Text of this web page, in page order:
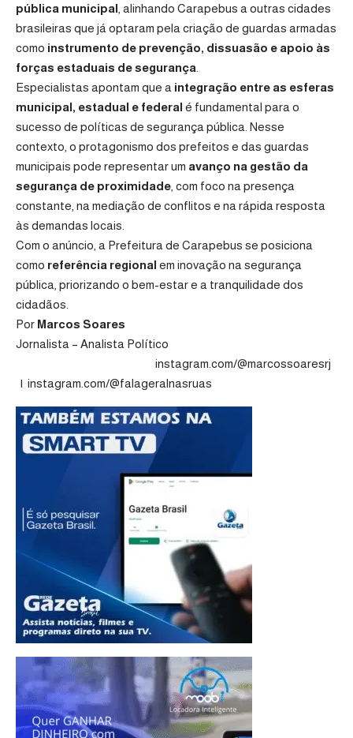
pública municipal , alinhando Carapebus a outras cidades
brasileiras que já optaram pela criação de guardas armadas
como instrumento de prevenção, dissuasão e apoio às
forças estaduais de segurança
Especialistas apontam que a integração entre as esferas
municipal, estadual e federal é fundamental para o
sucesso de políticas de segurança pública. Nesse
contexto, o protagonismo dos prefeitos e das guardas
municipais pode representar um avanço na gestão da
segurança de proximidade , com foco na presença
constante, na mediação de conflitos e na rápida resposta
às demandas locais.
Com o anúncio, a Prefeitura de Carapebus se posiciona
como referência regional em inovação na segurança
pública, priorizando o bem-estar e a tranquilidade dos
cidadãos.
Por Marcos Soares
Jornalista – Analista Político
instagram.com/@marcossoaresrj
| instagram.com/@falageralnasruas